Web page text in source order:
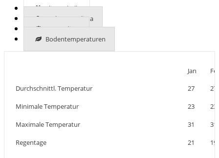
Klimatabelle
Mehr zum Klima
UVB-Indizes
Bodentemperaturen
Jan
Durchschnittl. Temperatur
27 27
Minimale Temperatur 23 23
Maximale Temperatur 31 31
Regentage 21 19